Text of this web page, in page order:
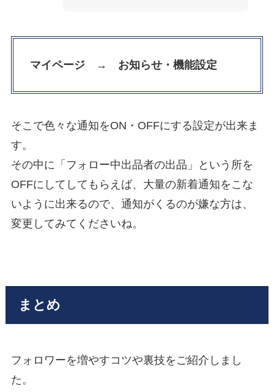
マイページ → お知らせ・機能設定
そこで色々な通知をON・OFFにする設定が出来ま
す。
その中に「フォロー中出品者の出品」という所を
OFFにしてしてもらえば、大量の新着通知をこな
いように出来るので、通知がくるのが嫌な方は、
変更してみてくださいね。
まとめ
フォロワーを増やすコツや裏技をご紹介しまし
た。